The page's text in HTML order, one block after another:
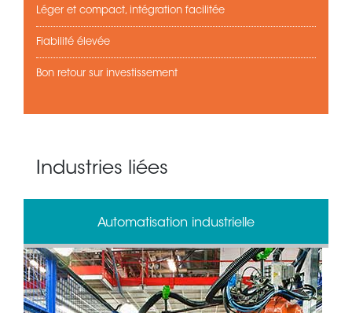
Léger et compact, intégration facilitée
Fiabilité élevée
Bon retour sur investissement
Industries liées
Automatisation industrielle